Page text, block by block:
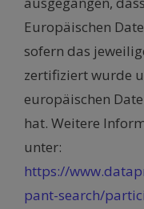
Europäischen
sofern das
zertifiziert wurde
europäischen
hat. Weitere
unter:
https://
pant-search/